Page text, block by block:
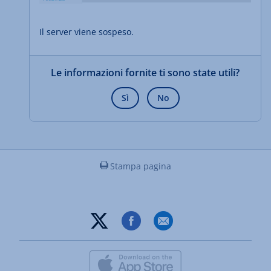
Il server viene sospeso.
Le informazioni fornite ti sono state utili?
Sì No
Stampa pagina